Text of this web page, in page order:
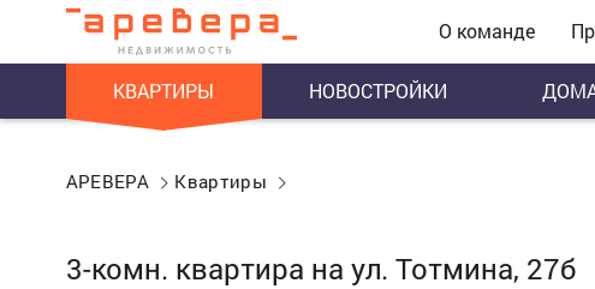
О команде
КВАРТИРЫ НОВОСТРОЙКИ
АРЕВЕРА Квартиры
3-комн. квартира на ул. Тотмина, 27б